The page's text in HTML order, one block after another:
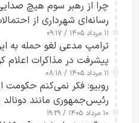
چرا از رهبر سوم هیچ
رسانه‌ای شهرداری از
جاسوسی گفت
۱۱ مرداد ۱۴۰۵ / ۰۹:۱۷
ترامپ مدعی
پیشرفت در مذاکرات اعلام
۱۱ مرداد ۱۴۰۵ / ۰۸:۱۸
روبیو: فکر نمی‌کنم حکومت
رئیس‌جمهوری مانند دونالد
کسی که واقعاً دست به اقدام
۱۰ مرداد ۱۴۰۵ / ۱۹:۲۹